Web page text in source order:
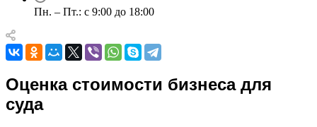
Пн. – Пт.: с 9:00 до 18:00
Оценка стоимости бизнеса для
суда
Альметьевск
Ангарск
Анжеро-Судженск
Апрелевка
Арамиль